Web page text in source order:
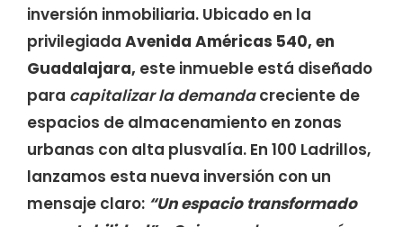
inversión inmobiliaria. Ubicado en la
privilegiada Avenida Américas 540, en
Guadalajara, este inmueble está diseñado
para capitalizar la demandacreciente de
espacios de almacenamiento en zonas
urbanas con alta plusvalía. En 100 Ladrillos,
lanzamos esta nueva inversión con un
mensaje claro: “Un espacio transformado